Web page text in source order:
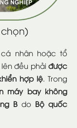
nhân hoặc tổ
đều phải được
hợp lệ. Trong
máy bay không
B do Bộ quốc